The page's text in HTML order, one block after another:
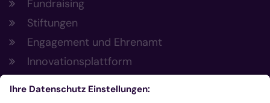
Fundraising
Stiftungen
Engagement und Ehrenamt
Innovationsplattform
Aus der Plattform